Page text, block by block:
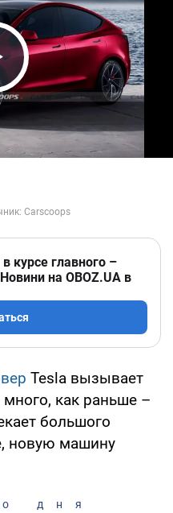
Video
курсе главного –
на OBOZ.UA в
Tesla вызывает
много, как раньше –
большого
новую машину
дня